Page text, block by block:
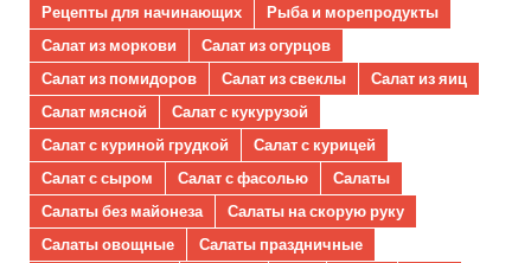
Рецепты для начинающих
Рыба и морепродукты
Салат из моркови
Салат из огурцов
Салат из помидоров
Салат из свеклы
Салат из яиц
Салат мясной
Салат с кукурузой
Салат с куриной грудкой
Салат с курицей
Салат с сыром
Салат с фасолью
Салаты
Салаты без майонеза
Салаты на скорую руку
Салаты овощные
Салаты праздничные